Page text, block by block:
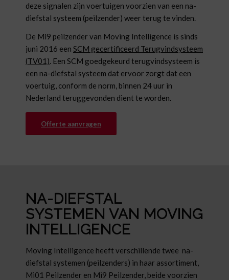
deze signalen zijn voertuigen voorzien van een na-
diefstal systeem (peilzender) weer terug te vinden.
De Mi9 peilzender van Moving Intelligence is sinds
juni 2016 een SCM gecertificeerd Terugvindsysteem
(TV01). Een SCM goedgekeurd terugvindsysteem is
een na-diefstal systeem dat ervoor zorgt dat een
voertuig, conform de norm, binnen 24 uur in
Nederland teruggevonden dient te worden.
Offerte aanvragen
NA-DIEFSTAL
SYSTEMEN VAN MOVING
INTELLIGENCE
Moving Intelligence heeft verschillende twee na-
diefstal systemen (peilzenders) in haar assortiment,
Mi01 Peilzender en Mi9 Peilzender, beide voorzien